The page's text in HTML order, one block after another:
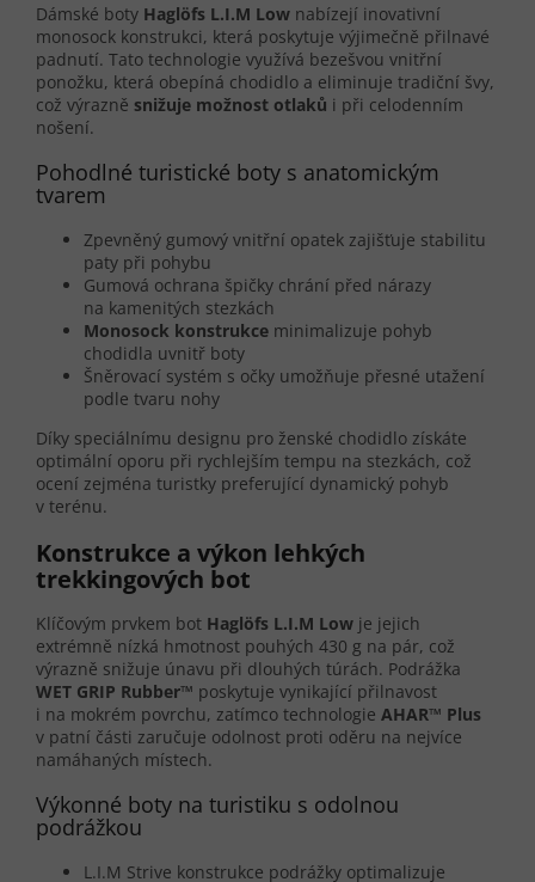
Dámské boty Haglöfs L.I.M Low nabízejí inovativní
monosock konstrukci, která poskytuje výjimečně přilnavé
padnutí. Tato technologie využívá bezešvou vnitřní
ponožku, která obepíná chodidlo a eliminuje tradiční švy,
což výrazně snižuje možnost otlaků i při celodenním
nošení.
Pohodlné turistické boty s anatomickým
tvarem
Zpevněný gumový vnitřní opatek zajišťuje stabilitu
paty při pohybu
Gumová ochrana špičky chrání před nárazy
na kamenitých stezkách
Monosock konstrukce minimalizuje pohyb
chodidla uvnitř boty
Šněrovací systém s očky umožňuje přesné utažení
podle tvaru nohy
Díky speciálnímu designu pro ženské chodidlo získáte
optimální oporu při rychlejším tempu na stezkách, což
ocení zejména turistky preferující dynamický pohyb
v terénu.
Konstrukce a výkon lehkých
trekkingových bot
Klíčovým prvkem bot Haglöfs L.I.M Low je jejich
extrémně nízká hmotnost pouhých 430 g na pár, což
výrazně snižuje únavu při dlouhých túrách. Podrážka
WET GRIP Rubber™ poskytuje vynikající přilnavost
i na mokrém povrchu, zatímco technologie AHAR™ Plus
v patní části zaručuje odolnost proti oděru na nejvíce
namáhaných místech.
Výkonné boty na turistiku s odolnou
podrážkou
L.I.M Strive konstrukce podrážky optimalizuje